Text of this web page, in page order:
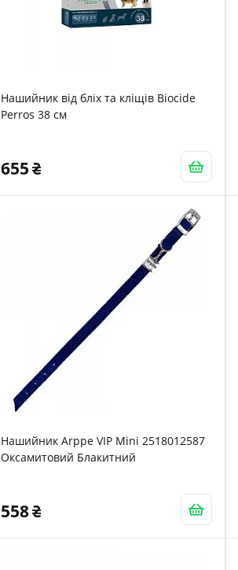
Нашийник від бліх та кліщів Biocide
Perros 38 см
655
Нашийник Arppe VIP Mini 2518012587
Оксамитовий Блакитний
558